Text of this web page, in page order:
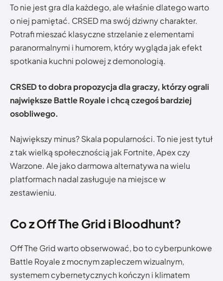
To nie jest gra dla każdego, ale właśnie dlatego warto
o niej pamiętać. CRSED ma swój dziwny charakter.
Potrafi mieszać klasyczne strzelanie z elementami
paranormalnymi i humorem, który wygląda jak efekt
spotkania kuchni polowej z demonologią.
CRSED to dobra propozycja dla graczy, którzy ograli
największe Battle Royale i chcą czegoś bardziej
osobliwego.
Największy minus? Skala popularności. To nie jest tytuł
z tak wielką społecznością jak Fortnite, Apex czy
Warzone. Ale jako darmowa alternatywa na wielu
platformach nadal zasługuje na miejsce w
zestawieniu.
Co z Off The Grid i Bloodhunt?
Off The Grid warto obserwować, bo to cyberpunkowe
Battle Royale z mocnym zapleczem wizualnym,
systemem cybernetycznych kończyn i klimatem